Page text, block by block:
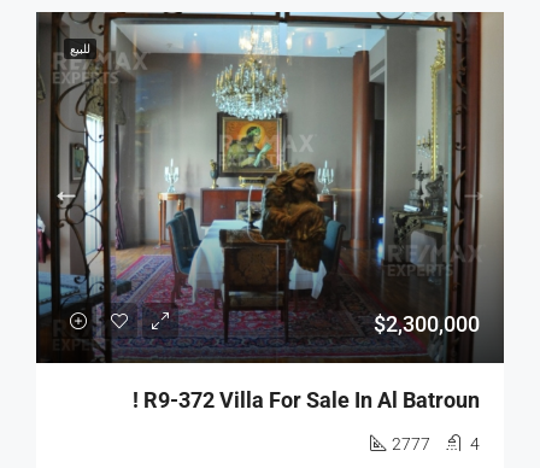
للبيع
$2,300,000
R9-372 Villa For Sale In Al Batroun !
4
2777